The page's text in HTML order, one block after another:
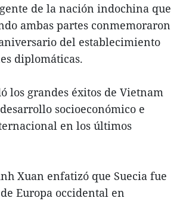
de la nación indochina que
ambas partes conmemoraron
del establecimiento
diplomáticas.
los grandes éxitos de Vietnam
socioeconómico e
en los últimos
Xuan enfatizó que Suecia fue
Europa occidental en